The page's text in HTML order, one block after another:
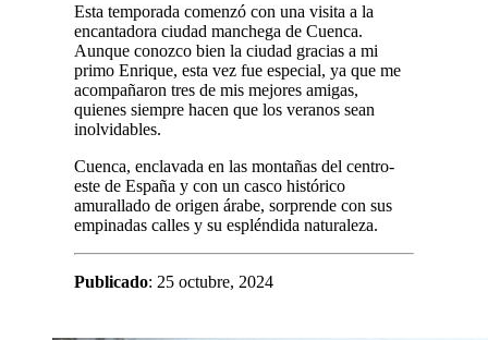
Esta temporada comenzó con una visita a la
encantadora ciudad manchega de Cuenca.
Aunque conozco bien la ciudad gracias a mi
primo Enrique, esta vez fue especial, ya que me
acompañaron tres de mis mejores amigas,
quienes siempre hacen que los veranos sean
inolvidables.
Cuenca, enclavada en las montañas del centro-
este de España y con un casco histórico
amurallado de origen árabe, sorprende con sus
empinadas calles y su espléndida naturaleza.
Publicado: 25 octubre, 2024